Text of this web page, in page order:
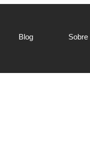
Blog Sobre